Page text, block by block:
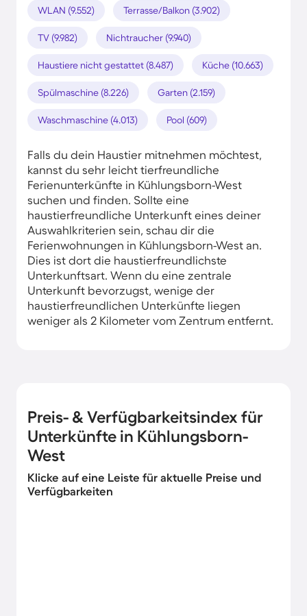
WLAN (9.552) Terrasse/Balkon (3.902)
TV (9.982) Nichtraucher (9.940)
Haustiere nicht gestattet (8.487) Küche (10.663)
Spülmaschine (8.226) Garten (2.159)
Waschmaschine (4.013) Pool (609)
Falls du dein Haustier mitnehmen möchtest,
kannst du sehr leicht tierfreundliche
Ferienunterkünfte in Kühlungsborn-West
suchen und finden. Sollte eine
haustierfreundliche Unterkunft eines deiner
Auswahlkriterien sein, schau dir die
Ferienwohnungen in Kühlungsborn-West an.
Dies ist dort die haustierfreundlichste
Unterkunftsart. Wenn du eine zentrale
Unterkunft bevorzugst, wenige der
haustierfreundlichen Unterkünfte liegen
weniger als 2 Kilometer vom Zentrum entfernt.
Preis- & Verfügbarkeitsindex für
Unterkünfte in Kühlungsborn-
West
Klicke auf eine Leiste für aktuelle Preise und
Verfügbarkeiten